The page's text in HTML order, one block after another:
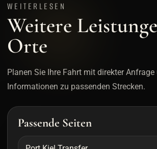
WEITERLESEN
Weitere
Orte
Planen Sie Ihre Fahrt mit direkter Anfrage
Informationen zu passenden Strecken.
Passende Seiten